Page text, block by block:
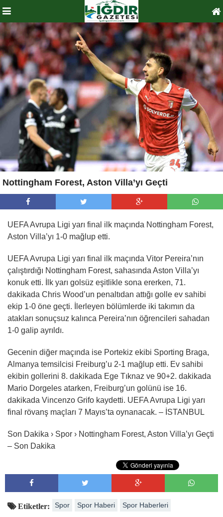
Nottingham Forest, Aston Villa’yı Geçti
UEFA Avrupa Ligi yarı final ilk maçında Nottingham Forest,
Aston Villa’yı 1-0 mağlup etti.
UEFA Avrupa Ligi yarı final ilk maçında Vitor Pereira’nın
çalıştırdığı Nottingham Forest, sahasında Aston Villa’yı
konuk etti. İlk yarı golsüz eşitlikle sona ererken, 71.
dakikada Chris Wood’un penaltıdan attığı golle ev sahibi
ekip 1-0 öne geçti. İlerleyen bölümlerde iki takımın da
atakları sonuçsuz kalınca Pereira’nın öğrencileri sahadan
1-0 galip ayrıldı.
Gecenin diğer maçında ise Portekiz ekibi Sporting Braga,
Almanya temsilcisi Freiburg’u 2-1 mağlup etti. Ev sahibi
ekibin gollerini 8. dakikada Ege Tıknaz ve 90+2. dakikada
Mario Dorgeles atarken, Freiburg’un golünü ise 16.
dakikada Vincenzo Grifo kaydetti. UEFA Avrupa Ligi yarı
final rövanş maçları 7 Mayıs’ta oynanacak. – İSTANBUL
Son Dakika › Spor › Nottingham Forest, Aston Villa’yı Geçti
– Son Dakika
Etiketler: Spor Spor Haberi Spor Haberleri